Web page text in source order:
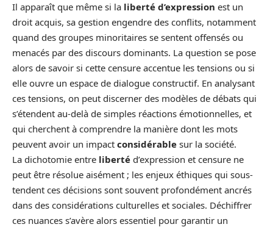
Il apparaît que même si la liberté d’expression est un
droit acquis, sa gestion engendre des conflits, notamment
quand des groupes minoritaires se sentent offensés ou
menacés par des discours dominants. La question se pose
alors de savoir si cette censure accentue les tensions ou si
elle ouvre un espace de dialogue constructif. En analysant
ces tensions, on peut discerner des modèles de débats qui
s’étendent au-delà de simples réactions émotionnelles, et
qui cherchent à comprendre la manière dont les mots
peuvent avoir un impact considérable sur la société.
La dichotomie entre liberté d’expression et censure ne
peut être résolue aisément ; les enjeux éthiques qui sous-
tendent ces décisions sont souvent profondément ancrés
dans des considérations culturelles et sociales. Déchiffrer
ces nuances s’avère alors essentiel pour garantir un